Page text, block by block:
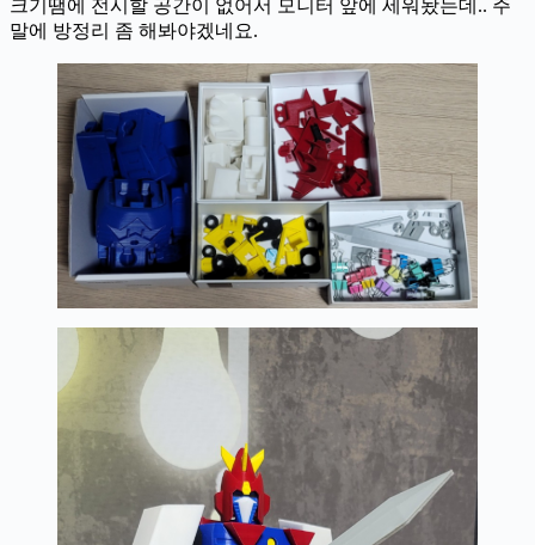
크기땜에 전시할 공간이 없어서 모니터 앞에 세워놨는데.. 주
말에 방정리 좀 해봐야겠네요.